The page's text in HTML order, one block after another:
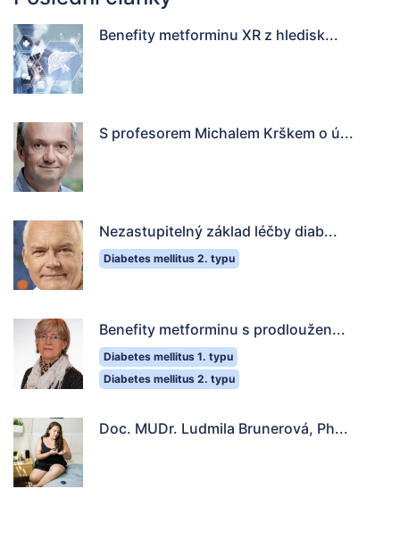
Benefity metforminu XR z hledisk...
S profesorem Michalem Krškem o ú...
Nezastupitelný základ léčby diab...
Diabetes mellitus 2. typu
Benefity metforminu s prodloužen...
Diabetes mellitus 1. typu
Diabetes mellitus 2. typu
Doc. MUDr. Ludmila Brunerová, Ph...